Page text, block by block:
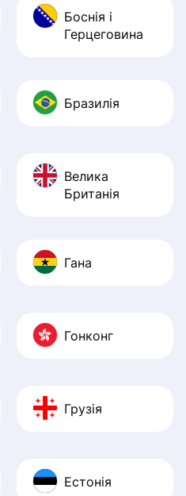
Боснія і
Герцеговина
Бразилія
Велика
Британія
Гана
Гонконг
Грузія
Естонія